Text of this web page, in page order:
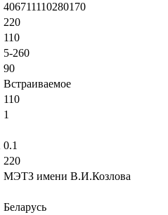
406711110280170
220
110
5-260
90
Встраиваемое
110
1
0.1
220
МЭТЗ имени В.И.Козлова
Беларусь